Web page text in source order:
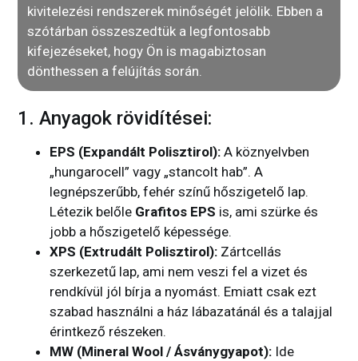
kivitelezési rendszerek minőségét jelölik. Ebben a
szótárban összeszedtük a legfontosabb
kifejezéseket, hogy Ön is magabiztosan
dönthessen a felújítás során.
1. Anyagok rövidítései:
EPS (Expandált Polisztirol): A köznyelvben
„hungarocell” vagy „stancolt hab”. A
legnépszerűbb, fehér színű hőszigetelő lap.
Létezik belőle Grafitos EPS is, ami szürke és
jobb a hőszigetelő képessége.
XPS (Extrudált Polisztirol): Zártcellás
szerkezetű lap, ami nem veszi fel a vizet és
rendkívül jól bírja a nyomást. Emiatt csak ezt
szabad használni a ház lábazatánál és a talajjal
érintkező részeken.
MW (Mineral Wool / Ásványgyapot): Ide